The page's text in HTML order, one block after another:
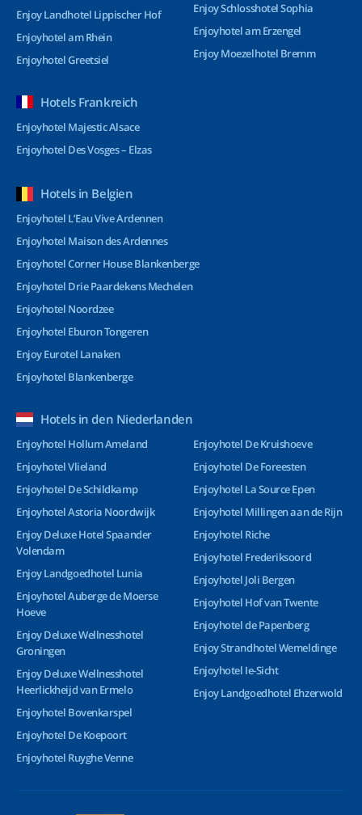
Enjoy Landhotel Lippischer Hof
Enjoyhotel am Rhein
Enjoyhotel Greetsiel
Enjoy Schlosshotel Sophia
Enjoyhotel am Erzengel
Enjoy Moezelhotel Bremm
Hotels Frankreich
Enjoyhotel Majestic Alsace
Enjoyhotel Des Vosges – Elzas
Hotels in Belgien
Enjoyhotel L’Eau Vive Ardennen
Enjoyhotel Maison des Ardennes
Enjoyhotel Corner House Blankenberge
Enjoyhotel Drie Paardekens Mechelen
Enjoyhotel Noordzee
Enjoyhotel Eburon Tongeren
Enjoy Eurotel Lanaken
Enjoyhotel Blankenberge
Hotels in den Niederlanden
Enjoyhotel Hollum Ameland
Enjoyhotel Vlieland
Enjoyhotel De Schildkamp
Enjoyhotel Astoria Noordwijk
Enjoy Deluxe Hotel Spaander
Volendam
Enjoy Landgoedhotel Lunia
Enjoyhotel Auberge de Moerse
Hoeve
Enjoy Deluxe Wellnesshotel
Groningen
Enjoy Deluxe Wellnesshotel
Heerlickheijd van Ermelo
Enjoyhotel Bovenkarspel
Enjoyhotel De Koepoort
Enjoyhotel Ruyghe Venne
Enjoyhotel De Kruishoeve
Enjoyhotel De Foreesten
Enjoyhotel La Source Epen
Enjoyhotel Millingen aan de Rijn
Enjoyhotel Riche
Enjoyhotel Frederiksoord
Enjoyhotel Joli Bergen
Enjoyhotel Hof van Twente
Enjoyhotel de Papenberg
Enjoy Strandhotel Wemeldinge
Enjoyhotel Ie-Sicht
Enjoy Landgoedhotel Ehzerwold